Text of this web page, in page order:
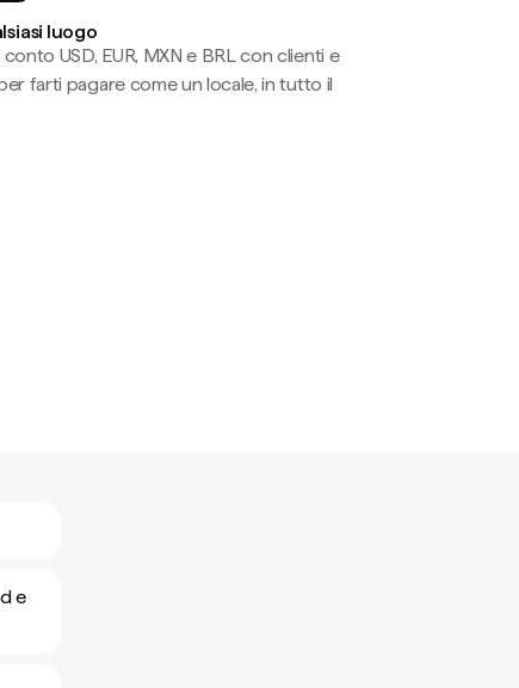
luogo
USD, EUR, MXN e BRL con clienti e
farti pagare come un locale, in tutto il
e